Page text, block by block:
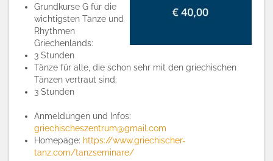
Grundkurse G für die
wichtigsten Tänze und
Rhythmen
Griechenlands:
3 Stunden
Tänze für alle, die schon sehr mit den griechischen
Tänzen vertraut sind:
3 Stunden
Anmeldungen und Infos:
griechischeszentrum@gmail.com
Homepage: https://www.griechischer-
tanz.com/tanzseminare/